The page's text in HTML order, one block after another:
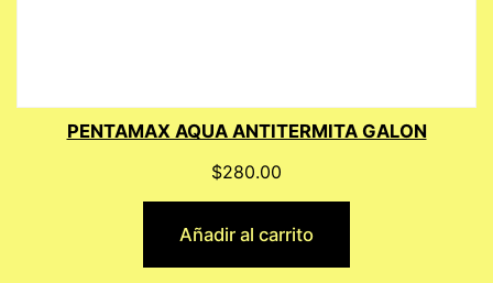
PENTAMAX AQUA ANTITERMITA GALON
$280.00
Añadir al carrito